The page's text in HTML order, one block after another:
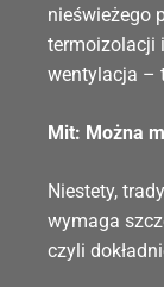
nieświeżego
termoizolacji
wentylacja –
Mit: Można
Niestety,
wymaga
czyli